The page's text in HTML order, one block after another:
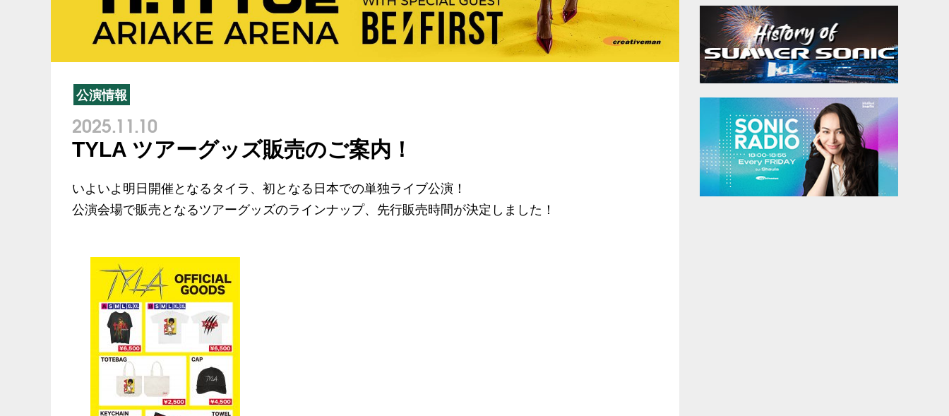
公演情報
2025.11.10
TYLA ツアーグッズ販売のご案内！
いよいよ明日開催となるタイラ、初となる日本での単独ライブ公演！
公演会場で販売となるツアーグッズのラインナップ、先行販売時間が決定しました！